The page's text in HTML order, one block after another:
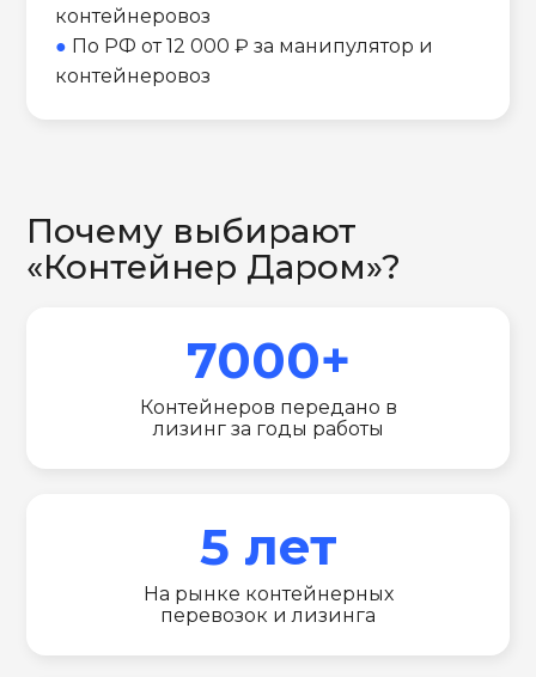
контейнеровоз
● По РФ от 12 000 ₽ за манипулятор и
контейнеровоз
Почему выбирают
«Контейнер Даром»?
7000+
Контейнеров передано в
лизинг за годы работы
5 лет
На рынке контейнерных
перевозок и лизинга